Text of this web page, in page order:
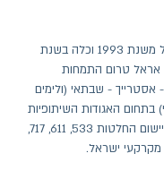
במשך ארבע שנים החל משנת 1993 וכלה בשנת
חגי אראל טרום התמחות
אסטרייך - שבתאי (ולימים
האגודות השיתופיות
ובכלל זה בכל הנוגע ליישום החלטות 533, 611, 717,